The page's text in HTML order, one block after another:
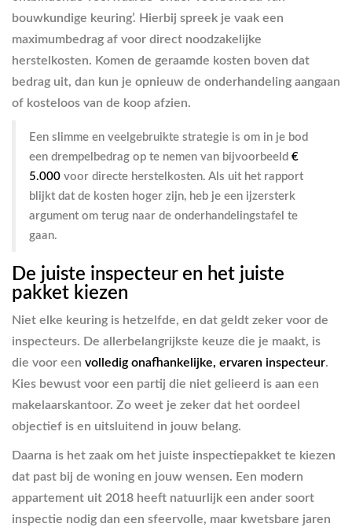
bouwkundige keuring’. Hierbij spreek je vaak een
maximumbedrag af voor direct noodzakelijke
herstelkosten. Komen de geraamde kosten boven dat
bedrag uit, dan kun je opnieuw de onderhandeling aangaan
of kosteloos van de koop afzien.
Een slimme en veelgebruikte strategie is om in je bod
een drempelbedrag op te nemen van bijvoorbeeld €
5.000 voor directe herstelkosten. Als uit het rapport
blijkt dat de kosten hoger zijn, heb je een ijzersterk
argument om terug naar de onderhandelingstafel te
gaan.
De juiste inspecteur en het juiste
pakket kiezen
Niet elke keuring is hetzelfde, en dat geldt zeker voor de
inspecteurs. De allerbelangrijkste keuze die je maakt, is
die voor een volledig onafhankelijke, ervaren inspecteur.
Kies bewust voor een partij die niet gelieerd is aan een
makelaarskantoor. Zo weet je zeker dat het oordeel
objectief is en uitsluitend in jouw belang.
Daarna is het zaak om het juiste inspectiepakket te kiezen
dat past bij de woning en jouw wensen. Een modern
appartement uit 2018 heeft natuurlijk een ander soort
inspectie nodig dan een sfeervolle, maar kwetsbare jaren